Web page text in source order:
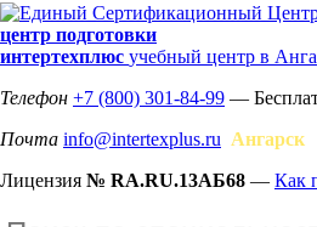
центр подготовки
интертехплюс учебный центр в
Телефон +7 (800) 301-84-99 —
Почта info@intertexplus.ru Ангарск
Лицензия № RA.RU.13АБ68 — Как